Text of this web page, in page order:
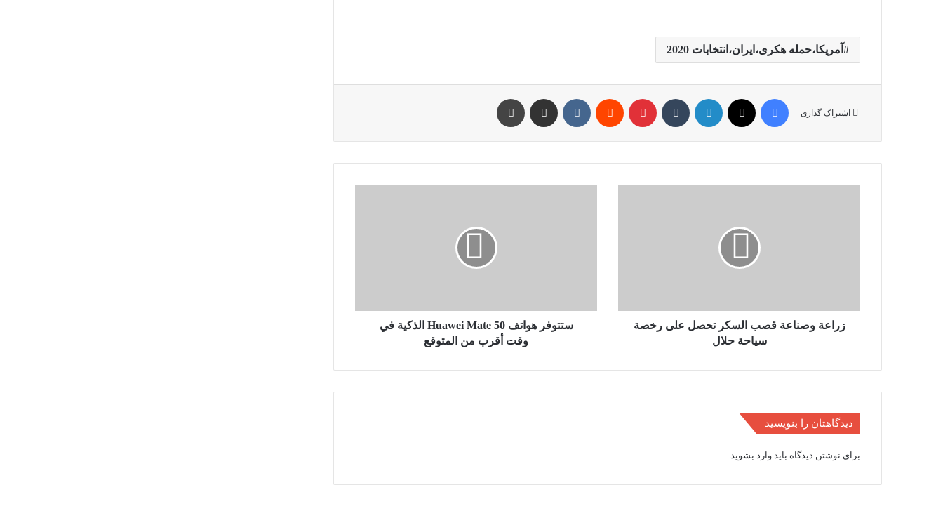
آمریکا،حمله هکری،ایران،انتخابات 2020
اشتراک گذاری
فیس بوک لینکدین ‫تامبلر ‫پین‌ترست ‫رددیت ‫VKontakte اشتراک گذاری از طریق ایمیل
حلال
زراعة وصناعة قصب السكر تحصل على رخصة
سياحة حلال
أقرب
ستتوفر هواتف Huawei Mate 50 الذكية في
وقت أقرب من المتوقع
دیدگاهتان را بنویسید
برای نوشتن دیدگاه باید وارد بشوید.